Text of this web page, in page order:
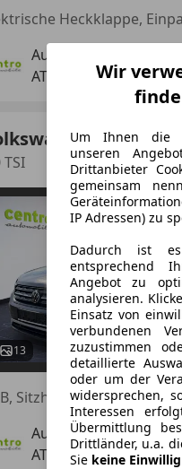
Auto Centro GmbH &
AT-3100 St. Pölten
T-Cross
TSI
13
Auto Centro GmbH &
AT-3100 St. Pölten
Wir
Um Ihnen die
unseren
Drittanbieter
gemeinsam
IP Adressen) zu
Dadurch ist es
entsprechend
Angebot zu
analysieren.
Einsatz von
verbundenen
zuzustimmen
detaillierte
oder um der
widersprechen,
Interessen
Übermittlung
Drittländer, u.a.
Sie keine